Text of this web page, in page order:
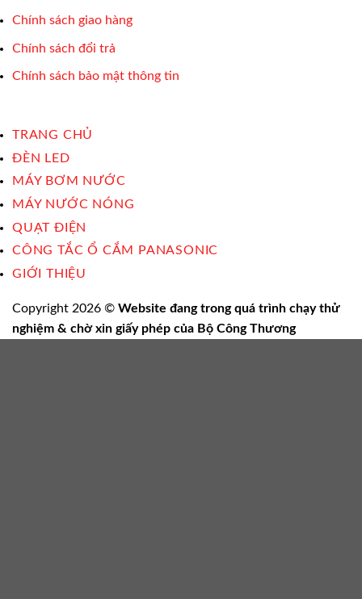
Chính sách giao hàng
Chính sách đổi trả
Chính sách bảo mật thông tin
TRANG CHỦ
ĐÈN LED
MÁY BƠM NƯỚC
MÁY NƯỚC NÓNG
QUẠT ĐIỆN
CÔNG TẮC Ổ CẮM PANASONIC
GIỚI THIỆU
Copyright 2026 © Website đang trong quá trình chạy thử
nghiệm & chờ xin giấy phép của Bộ Công Thương